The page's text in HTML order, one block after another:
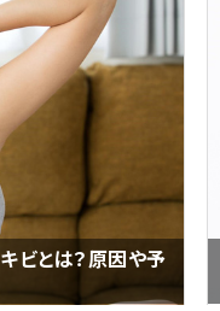
ビとは？原因や予